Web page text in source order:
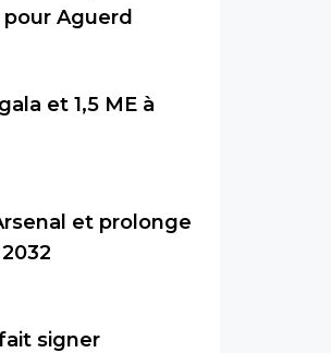
Aguerd
et 1,5 ME à
et prolonge
signer